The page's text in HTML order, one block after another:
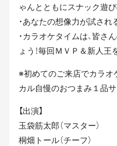
ゃんとともにスナック遊
・あなたの想像力が試され
・カラオケタイムは、皆さ
ょう！毎回ＭＶＰ＆新人
※初めてのご来店でカラオ
カル自慢のおつまみ１品サ
【出演】
玉袋筋太郎（マスター）
桐畑トール（チーフ）